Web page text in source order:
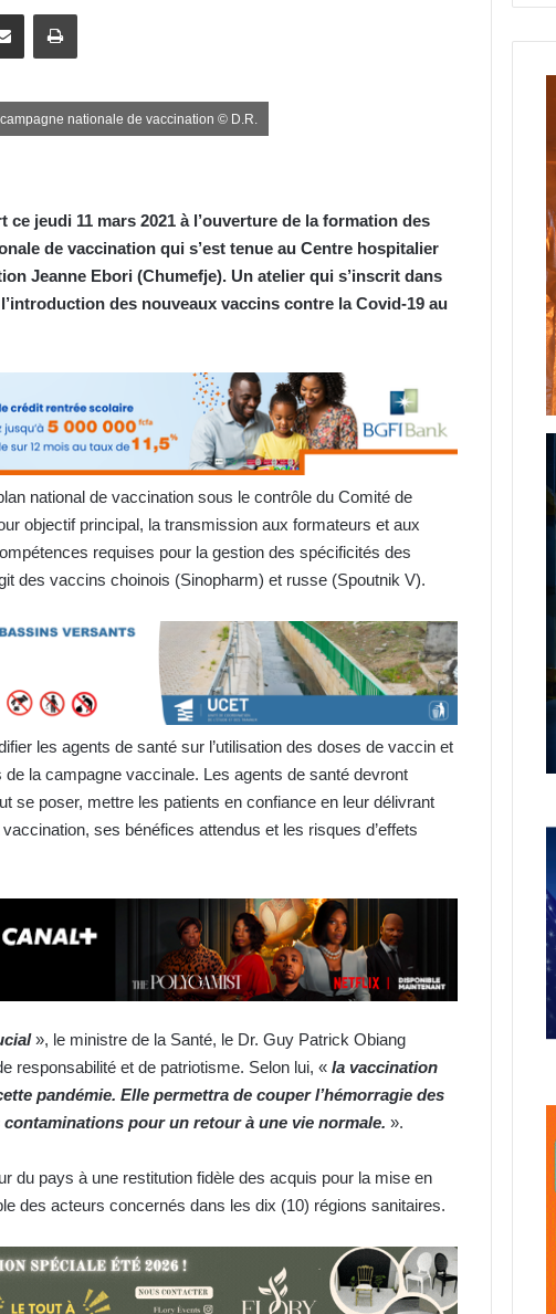
Partager par email Imprimer
nationale de vaccination © D.R.
ce jeudi 11 mars 2021 à l’ouverture de la formation des
de vaccination qui s’est tenue au Centre hospitalier
Jeanne Ebori (Chumefje). Un atelier qui s’inscrit dans
des nouveaux vaccins contre la Covid-19 au
national de vaccination sous le contrôle du Comité de
objectif principal, la transmission aux formateurs et aux
requises pour la gestion des spécificités des
des vaccins choinois (Sinopharm) et russe (Spoutnik V).
les agents de santé sur l’utilisation des doses de vaccin et
la campagne vaccinale. Les agents de santé devront
se poser, mettre les patients en confiance en leur délivrant
ses bénéfices attendus et les risques d’effets
», le ministre de la Santé, le Dr. Guy Patrick Obiang
responsabilité et de patriotisme. Selon lui, « la vaccination
pandémie. Elle permettra de couper l’hémorragie des
pour un retour à une vie normale. ».
du pays à une restitution fidèle des acquis pour la mise en
des acteurs concernés dans les dix (10) régions sanitaires.
Gabon : stages payants au CHUL,
discrimination déguisée ?
Port-Gentil : des pipelines pétroliers